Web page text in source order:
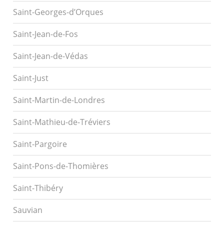
Saint-Georges-d’Orques
Saint-Jean-de-Fos
Saint-Jean-de-Védas
Saint-Just
Saint-Martin-de-Londres
Saint-Mathieu-de-Tréviers
Saint-Pargoire
Saint-Pons-de-Thomières
Saint-Thibéry
Sauvian